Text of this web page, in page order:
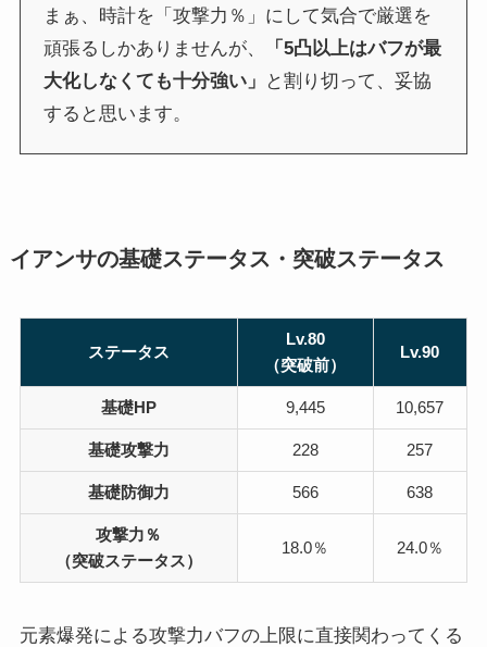
まぁ、時計を「攻撃力％」にして気合で厳選を
頑張るしかありませんが、
「5凸以上はバフが最
大化しなくても十分強い」
と割り切って、妥協
すると思います。
イアンサの基礎ステータス・突破ステータス
ステータス
Lv.80
（突破前）
Lv.90
基礎HP 9,445 10,657
基礎攻撃力 228 257
基礎防御力 566 638
攻撃力％
（突破ステータス）
18.0％ 24.0％
元素爆発による攻撃力バフの上限に直接関わってくる